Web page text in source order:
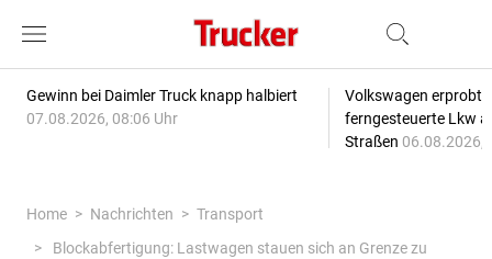
Gewinn bei Daimler Truck knapp halbiert
07.08.2026, 08:06 Uhr
Volkswagen erprobt
ferngesteuerte Lkw
Straßen 06.08.2026,
Home Nachrichten
Transport
Blockabfertigung: Lastwagen stauen sich an Grenze zu